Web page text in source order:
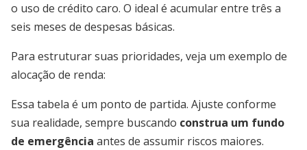
o uso de crédito caro. O ideal é acumular entre três a
seis meses de despesas básicas.
Para estruturar suas prioridades, veja um exemplo de
alocação de renda:
Essa tabela é um ponto de partida. Ajuste conforme
sua realidade, sempre buscando construa um fundo
de emergência antes de assumir riscos maiores.